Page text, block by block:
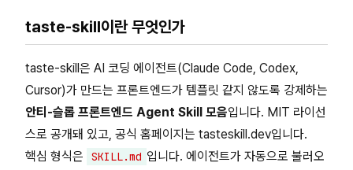
taste-skill이란 무엇인가
taste-skill은 AI 코딩 에이전트(Claude Code, Codex,
Cursor)가 만드는 프론트엔드가 템플릿 같지 않도록 강제하는
안티-슬롭 프론트엔드 Agent Skill 모음입니다. MIT 라이선
스로 공개돼 있고, 공식 홈페이지는 tasteskill.dev입니다.
핵심 형식은
SKILL.md 입니다. 에이전트가 자동으로 불러오